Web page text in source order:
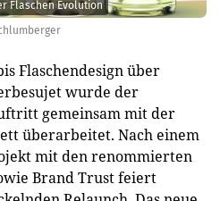
Flaschen Evolution
Flaschendesign über
wurde der
gemeinsam mit der
überarbeitet. Nach einem
mit den renommierten
Brand Trust feiert